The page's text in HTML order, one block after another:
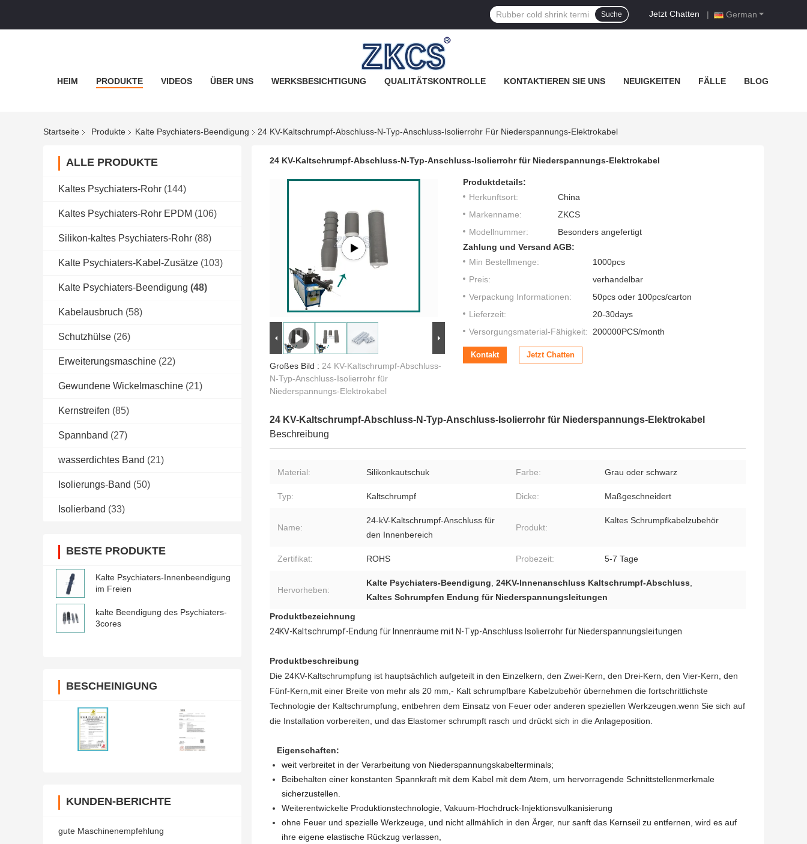
German
Jetzt Chatten |
Suche
HEIM PRODUKTE VIDEOS ÜBER UNS WERKSBESICHTIGUNG QUALITÄTSKONTROLLE KONTAKTIEREN SIE UNS NEUIGKEITEN FÄLLE BLOG
Startseite Produkte Kalte Psychiaters-Beendigung 24 KV-Kaltschrumpf-Abschluss-N-Typ-Anschluss-Isolierrohr Für Niederspannungs-Elektrokabel
ALLE PRODUKTE
Kaltes Psychiaters-Rohr (144)
Kaltes Psychiaters-Rohr EPDM (106)
Silikon-kaltes Psychiaters-Rohr (88)
Kalte Psychiaters-Kabel-Zusätze (103)
Kalte Psychiaters-Beendigung (48)
Kabelausbruch (58)
Schutzhülse (26)
Erweiterungsmaschine (22)
Gewundene Wickelmaschine (21)
Kernstreifen (85)
Spannband (27)
wasserdichtes Band (21)
Isolierungs-Band (50)
Isolierband (33)
BESTE PRODUKTE
Kalte Psychiaters-Innenbeendigung
im Freien
kalte Beendigung des Psychiaters-
3cores
BESCHEINIGUNG
KUNDEN-BERICHTE
gute Maschinenempfehlung
24 KV-Kaltschrumpf-Abschluss-N-Typ-Anschluss-Isolierrohr für Niederspannungs-Elektrokabel
Großes Bild : 24 KV-Kaltschrumpf-Abschluss-
N-Typ-Anschluss-Isolierrohr für
Niederspannungs-Elektrokabel
Produktdetails:
Herkunftsort:
China
Markenname:
ZKCS
Modellnummer:
Besonders angefertigt
Zahlung und Versand AGB:
Min Bestellmenge:
1000pcs
Preis:
verhandelbar
Verpackung Informationen:
50pcs oder 100pcs/carton
Lieferzeit:
20-30days
Versorgungsmaterial-Fähigkeit: 200000PCS/month
Kontakt Jetzt Chatten
24 KV-Kaltschrumpf-Abschluss-N-Typ-Anschluss-Isolierrohr für Niederspannungs-Elektrokabel
Beschreibung
Material: Silikonkautschuk Farbe: Grau oder schwarz
Typ: Kaltschrumpf Dicke: Maßgeschneidert
Name:
24-kV-Kaltschrumpf-Anschluss für
den Innenbereich
Produkt:
Kaltes Schrumpfkabelzubehör
Zertifikat: ROHS Probezeit: 5-7 Tage
Hervorheben:
Kalte Psychiaters-Beendigung, 24KV-Innenanschluss Kaltschrumpf-Abschluss,
Kaltes Schrumpfen Endung für Niederspannungsleitungen
Produktbezeichnung
24KV-Kaltschrumpf-Endung für Innenräume mit N-Typ-Anschluss Isolierrohr für Niederspannungsleitungen
Produktbeschreibung
Die 24KV-Kaltschrumpfung ist hauptsächlich aufgeteilt in den Einzelkern, den Zwei-Kern, den Drei-Kern, den Vier-Kern, den
Fünf-Kern,mit einer Breite von mehr als 20 mm,- Kalt schrumpfbare Kabelzubehör übernehmen die fortschrittlichste
Technologie der Kaltschrumpfung, entbehren dem Einsatz von Feuer oder anderen speziellen Werkzeugen.wenn Sie sich auf
die Installation vorbereiten, und das Elastomer schrumpft rasch und drückt sich in die Anlageposition.
Eigenschaften:
weit verbreitet in der Verarbeitung von Niederspannungskabelterminals;
Beibehalten einer konstanten Spannkraft mit dem Kabel mit dem Atem, um hervorragende Schnittstellenmerkmale
sicherzustellen.
Weiterentwickelte Produktionstechnologie, Vakuum-Hochdruck-Injektionsvulkanisierung
ohne Feuer und spezielle Werkzeuge, und nicht allmählich in den Ärger, nur sanft das Kernseil zu entfernen, wird es auf
ihre eigene elastische Rückzug verlassen,